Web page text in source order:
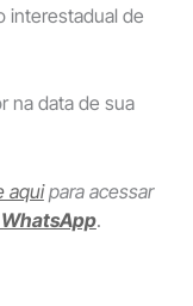
interestadual de
na data de sua
aquipara acessar
WhatsApp.